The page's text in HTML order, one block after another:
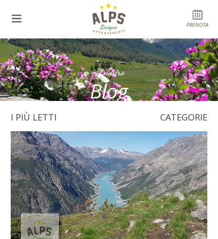
PRENOTA
Il nostro
Blog
I PIÙ LETTI CATEGORIE